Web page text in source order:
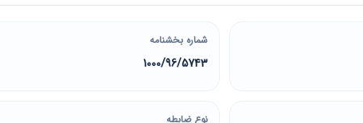
شماره بخشنامه
1000/96/5743
نوع ضابطه